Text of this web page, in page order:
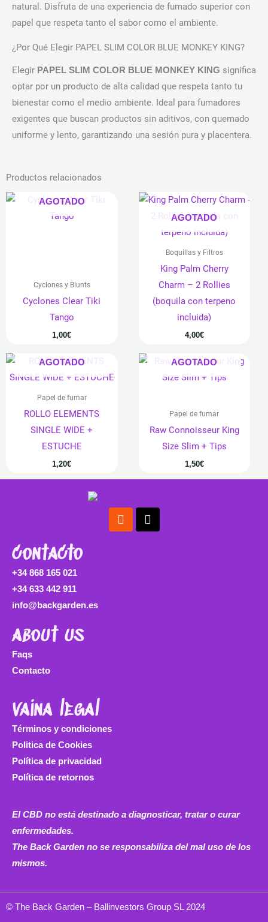
natural. Disfruta de una experiencia de fumado superior con
papel que respeta tanto el sabor como el ambiente.
¿Por Qué Elegir PAPEL SLIM COLOR BLUE MONKEY KING?
Elegir PAPEL SLIM COLOR BLUE MONKEY KING significa
optar por un producto de alta calidad que respeta tanto tu
bienestar como el medio ambiente. Ideal para fumadores
exigentes que buscan productos sin aditivos, con quemado
uniforme y lento, garantizando una sesión pura y placentera.
Productos relacionados
AGOTADO
Cyclones y Blunts
Cyclones Clear Tiki
Tango
1,00€
AGOTADO
Boquillas y Filtros
King Palm Cherry
Charm – 2 Rollies
(boquila con terpeno
incluida)
4,00€
AGOTADO
Papel de fumar
ROLLO ELEMENTS
SINGLE WIDE +
ESTUCHE
1,20€
AGOTADO
Papel de fumar
Raw Connoisseur King
Size Slim + Tips
1,50€
Instagram
Tiktok
contacto
+34 868 165 021
+34 633 442 911
info@backgarden.es
about us
Faqs
Contacto
vaina legal
Términos y condiciones
Politica de Cookies
Política de privacidad
Política de retornos
El CBD no está destinado a diagnosticar, tratar o curar
enfermedades.
The Back Garden no se responsabiliza del mal uso de los
mismos.
© The Back Garden – Ballinvestors Group SL 2024